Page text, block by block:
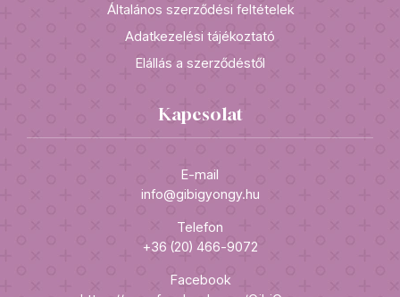
Általános szerződési feltételek
Adatkezelési tájékoztató
Elállás a szerződéstől
Kapcsolat
E-mail
info@gibigyongy.hu
Telefon
+36 (20) 466-9072
Facebook